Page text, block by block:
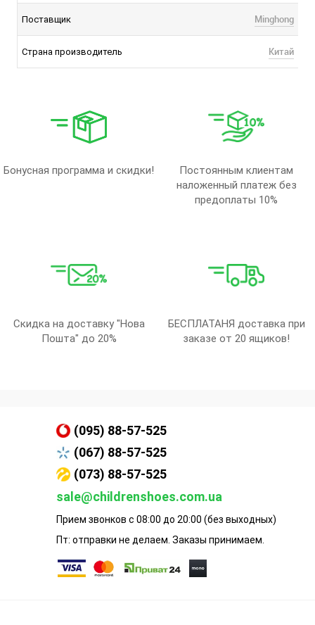
Поставщик Minghong
Страна производитель Китай
Бонусная программа и скидки!
Постоянным клиентам
наложенный платеж без
предоплаты 10%
Скидка на доставку "Нова
Пошта" до 20%
БЕСПЛАТАНЯ доставка при
заказе от 20 ящиков!
(095) 88-57-525
(067) 88-57-525
(073) 88-57-525
sale@childrenshoes.com.ua
Прием звонков с 08:00 до 20:00 (без выходных)
Пт: отправки не делаем. Заказы принимаем.